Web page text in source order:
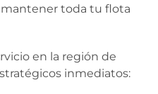
mantener toda tu flota
en la región de
inmediatos: